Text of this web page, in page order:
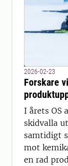
2026-02-23
Forskare
I årets OS
skidvalla
samtidigt
mot
en rad